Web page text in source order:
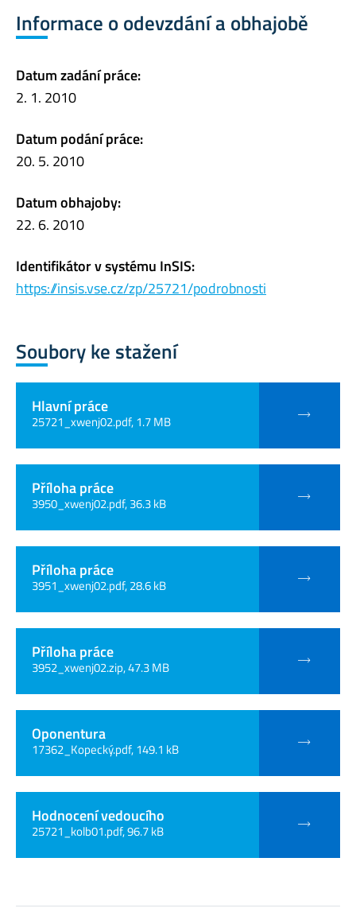
Informace o odevzdání a obhajobě
Datum zadání práce:
2. 1. 2010
Datum podání práce:
20. 5. 2010
Datum obhajoby:
22. 6. 2010
Identifikátor v systému InSIS:
https://insis.vse.cz/zp/25721/podrobnosti
Soubory ke stažení
Hlavní práce
25721_xwenj02.pdf, 1.7 MB
Příloha práce
3950_xwenj02.pdf, 36.3 kB
Příloha práce
3951_xwenj02.pdf, 28.6 kB
Příloha práce
3952_xwenj02.zip, 47.3 MB
Oponentura
17362_Kopecký.pdf, 149.1 kB
Hodnocení vedoucího
25721_kolb01.pdf, 96.7 kB